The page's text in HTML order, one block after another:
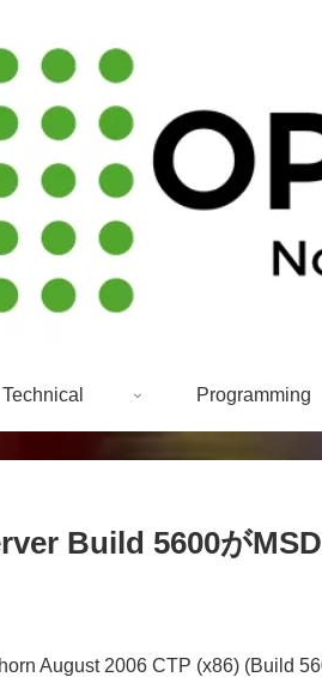
Technical Programming
Build 5600が
August 2006 CTP (x86) (Build